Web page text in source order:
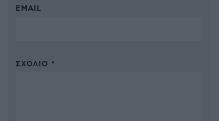
EMAIL
ΣΧΌΛΙΟ *